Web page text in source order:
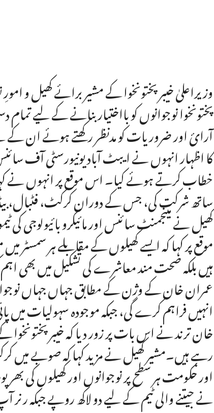
وزیراعلیٰ خیبر پختونخوا کے مشیر برائے کھیل و
پختونخوا نوجوانوں کو بااختیار بنانے کے لیے
آرائ اور ضروریات کو مدنظر رکھتے ہوئے ان کے
کا اظہار انہوں نے ایبٹ آباد یونیورسٹی آف
خطاب کرتے ہوئے کیا۔ اس موقع پر انہوں نے
ساتھ شرکت کی، جس کے دوران کرکٹ، فٹبال،
کھیل نے مینجمنٹ سائنس اور مائیکرو بائیولوجی
موقع پر کہا کہ ایسے کھیلوں کے مقابلے ہر سمسٹر
ہیں بلکہ صحت مند معاشرے کی تشکیل میں بھی اہم
عمران خان کے وژن کے مطابق جہاں جہاں
انہیں فراہم کرے گی، جبکہ موجودہ سہولیات میں
خان ترند نے اس بات پر زور دیا کہ خیبر پختونخوا
رہے ہیں۔مشیر کھیل نے مزید کہا کہ صوبے میں
اور حکومت ہر سطح پر نوجوانوں اور کھیلوں کی
نے جیتنے والی ٹیم کے لیے دو لاکھ روپے جبکہ